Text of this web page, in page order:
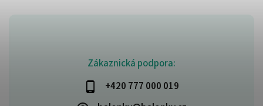
Zákaznická podpora:
+420 777 000 019